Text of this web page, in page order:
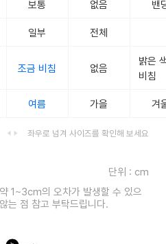
보통 없음 밴
일부 전체
조금 비침 없음
밝은
비침
여름 가을 겨
좌우로 넘겨 사이즈를 확인해 보세요
단위 : cm
1~3cm의 오차가 발생할 수 있으
는 점 참고 부탁드립니다.